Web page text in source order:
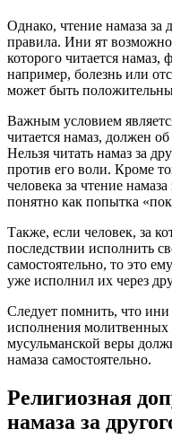
Однако, чтение намаза за
правила. Ини ят возможно
которого читается намаз,
например, болезнь или
может быть
Важным условием
читается намаз, должен
Нельзя читать намаз за
против его воли. Кроме
человека за чтение
понятно как попытка
Также, если человек, за
последствии исполнить
самостоятельно, то это
уже исполнил их через
Следует помнить, что ини
исполнения молитвенных
мусульманской веры
намаза самостоятельно.
Религиозная
намаза за